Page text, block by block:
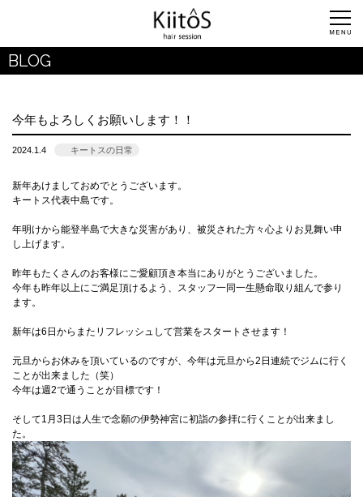
BLOG
今年もよろしくお願いします！！
2024.1.4 キートスの日常
新年あけましておめでとうございます。
キートス代表中島です。
年明けから能登半島で大きな災害があり、被災された方々心よりお見舞い申
し上げます。
昨年もたくさんのお客様にご愛顧頂き本当にありがとうございました。
今年も昨年以上にご満足頂けるよう、スタッフ一同一生懸命取り組んで参り
ます。
新年は6日からまたリフレッシュして営業をスタートさせます！
元旦からお休みを頂いているのですが、今年は元旦から2日連続でジムに行く
ことが出来ました（笑）
今年は週2で通うことが目標です！
そして1月3日は人生で念願の伊勢神宮に初詣の参拝に行くことが出来まし
た。